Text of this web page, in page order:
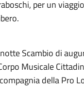
per un
Scambio di
Musicale
della Pro